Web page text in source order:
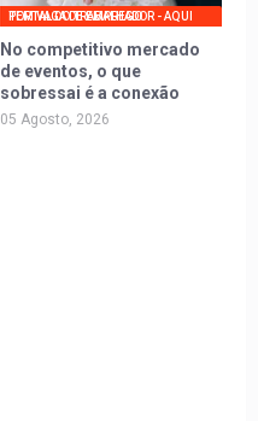
PORTAL DO TRABALHADOR - AQUI TEM VAGA DE EMPREGO
No competitivo mercado
de eventos, o que
sobressai é a conexão
05 Agosto, 2026